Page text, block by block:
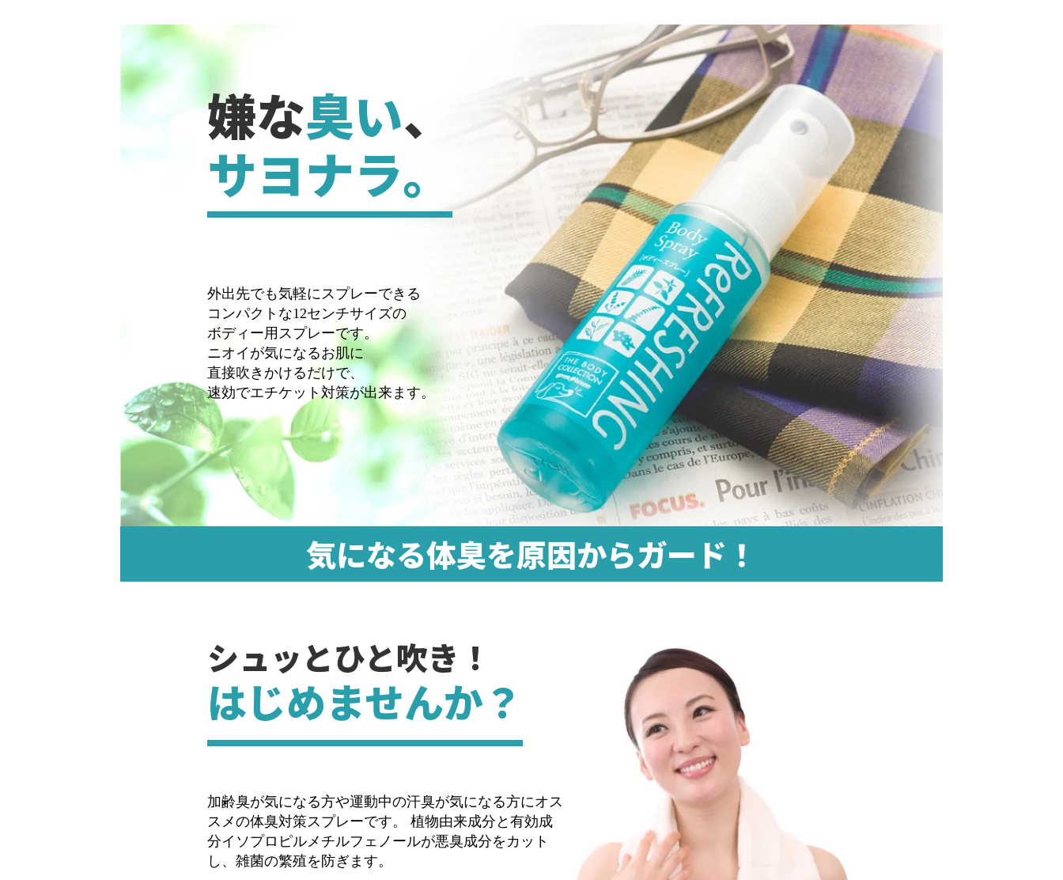
投稿者：健（30～40代） 投稿日：2016/10/30
脇にスプレーしてみました。つけない時より匂いは確かに穏やかになりました。
入浴後、すぐつけ、また、翌朝つけるとよりにおわない気がしました。
何よりかゆくならないのがいいですし、安心して使えます。
投稿者： おかあさん（50～60代） 投稿日：2016/08/07
汗をかいているときには、拭きとってもう一度!というのは、
効果抜群です。是非試してみてほしいです。
投稿者：mi5（30～40代） 投稿日：2015/04/08
期待してたのですが、
私には全然、効果がありませんでした。
会社用で、使っていましたが、実感が分かりませんでした。。。
。。。
投稿者：moca（30～40代） 投稿日：2012/06/24
をかくので欠かせません。コンパクトなのでバッグの中にもいれておいて、いつでも
使えるようにしています。
ミントの香で爽やかなので気持ちがいいです。
投稿者：degopon（50～60代） 投稿日：2009/10/05
仕事用に使っています。仕事柄お客様のお宅であがりこむことが多いので重宝してい
嫌な臭い、
サヨナラ。
外出先でも気軽にスプレーできる
コンパクトな12センチサイズの
ボディー用スプレーです。
ニオイが気になるお肌に
直接吹きかけるだけで、
速効でエチケット対策が出来ます。
気になる体臭を原因からガード！
シュッとひと吹き！
はじめませんか？
加齢臭が気になる方や運動中の汗臭が気になる方にオス
スメの体臭対策スプレーです。 植物由来成分と有効成
分イソプロピルメチルフェノールが悪臭成分をカット
し、雑菌の繁殖を防ぎます。